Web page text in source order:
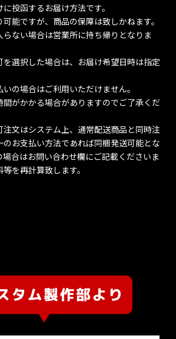
投函するお届け方法です。
能ですが、商品の保障は致しかねます。
らない場合は営業所に持ち帰りとなりま
を選択した場合は、お届け希望日時は指定
の場合はご利用いただけません。
間がかかる場合がありますのでご了承くだ
注文はシステム上、通常配送商品と同時注
お支払い方法であれば同梱発送可能とな
場合はお問い合わせ欄にご記載くださいま
を再計算致します。